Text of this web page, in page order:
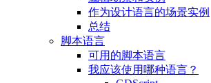
作为设计语言的场景实例
总结
脚本语言
可用的脚本语言
我应该使用哪种语言？